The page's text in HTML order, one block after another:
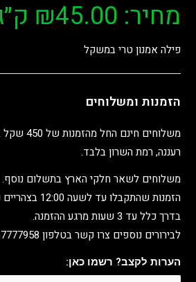
מחיר: ₪45.00
פילה אמנון טרי במשקל
הזמנות ומשלוחים
משלוחים
רעננה, רמת השרון בלבד.
משלוחים לשאר חלקי הארץ בתשלום נוסף.
הזמנות שהתקבלו
בדרך כלל עד 3 שעות מרגע ההזמנה.
לבירורים נוספים צרו קשר בטלפון 09-7777958
הערות לקצב? רשמו כאן: